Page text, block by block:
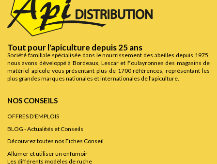
Tout pour l'apiculture depuis 25 ans
Société familiale spécialisée dans le nourrissement des abeilles depuis 1975,
nous avons développé à Bordeaux, Lescar et Foulayronnes des magasins de
matériel apicole vous présentant plus de 1700 références, représentant les
plus grandes marques nationales et internationales de l'apiculture.
NOS CONSEILS
OFFRES D'EMPLOIS
BLOG - Actualités et Conseils
Découvrez toutes nos Fiches Conseil
Allumer et utiliser un enfumoir
Les différents modèles de ruche